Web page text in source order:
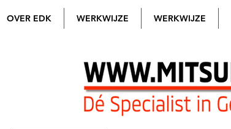
OVER EDK WERKWIJZE WERKWIJZE